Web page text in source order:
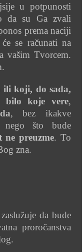
u potpunosti
da su Ga zvali
prema naciji
se računati na
vašim Tvorcem.
koji, do sada,
bilo koje vere,
, bez ikakve
nego što bude
ne preuzme. To
zna.
da bude
proročanstva